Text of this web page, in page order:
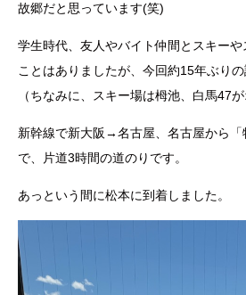
故郷だと思っています(笑)
学生時代、友人やバイト仲間とスキーや
ことはありましたが、今回約15年ぶり
（ちなみに、スキー場は栂池、白馬47
新幹線で新大阪→名古屋、名古屋から「
で、片道3時間の道のりです。
あっという間に松本に到着しました。